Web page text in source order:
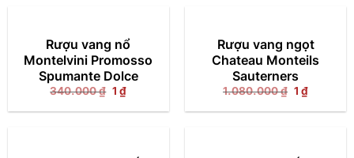
Rượu vang nổ
Montelvini Promosso
Spumante Dolce
340.000₫ Giá
gốc
là:
1₫Giá
tại
Rượu vang ngọt
Chateau Monteils
Sauterners
1.080.000₫ Giá
gốc
là:
1₫Giá
tại